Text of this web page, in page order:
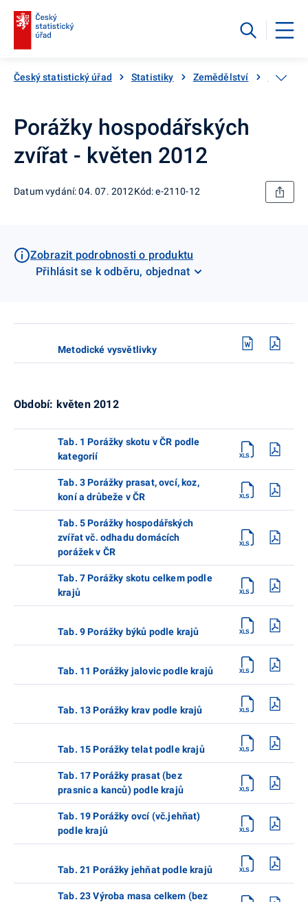
Český statistický úřad Statistiky Zemědělství
Porážky hospodářských
zvířat - květen 2012
Datum vydání: 04. 07. 2012Kód: e-2110-12
Zobrazit podrobnosti o produktu
Přihlásit se k odběru, objednat
Metodické vysvětlivky
Období: květen 2012
Tab. 1 Porážky skotu v ČR podle
kategorií
Tab. 3 Porážky prasat, ovcí, koz,
koní a drůbeže v ČR
Tab. 5 Porážky hospodářských
zvířat vč. odhadu domácích
porážek v ČR
Tab. 7 Porážky skotu celkem podle
krajů
Tab. 9 Porážky býků podle krajů
Tab. 11 Porážky jalovic podle krajů
Tab. 13 Porážky krav podle krajů
Tab. 15 Porážky telat podle krajů
Tab. 17 Porážky prasat (bez
prasnic a kanců) podle krajů
Tab. 19 Porážky ovcí (vč.jehňat)
podle krajů
Tab. 21 Porážky jehňat podle krajů
Tab. 23 Výroba masa celkem (bez